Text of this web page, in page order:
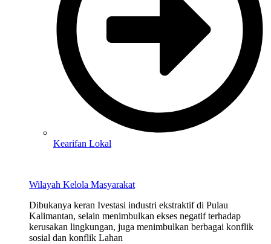
Kearifan Lokal
Wilayah Kelola Masyarakat
Dibukanya keran Ivestasi industri ekstraktif di Pulau
Kalimantan, selain menimbulkan ekses negatif terhadap
kerusakan lingkungan, juga menimbulkan berbagai konflik
sosial dan konflik Lahan